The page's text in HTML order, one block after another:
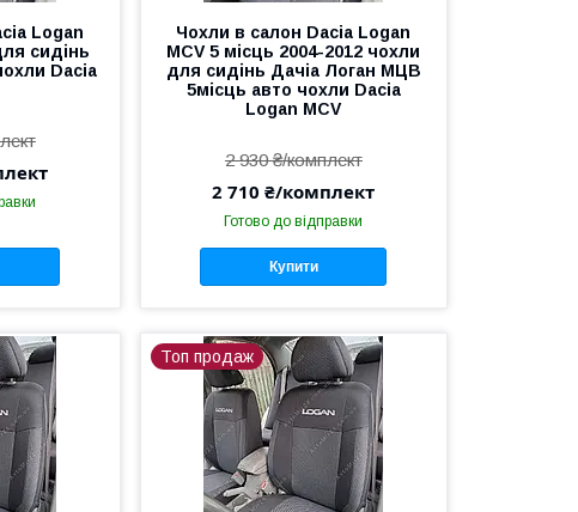
Logan
сидінь
Dacia
Чохли в салон Dacia Logan
MCV 5 місць 2004-2012 чохли
для сидінь Дачіа Логан МЦВ
5місць авто чохли Dacia
Logan MCV
2 930 ₴/комплект
2 710 ₴/комплект
Готово до відправки
Купити
Топ продаж